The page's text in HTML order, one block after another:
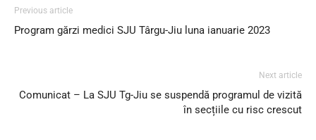
Previous article
Program gărzi medici SJU Târgu-Jiu luna ianuarie 2023
Next article
Comunicat – La SJU Tg-Jiu se suspendă programul de vizită
în secțiile cu risc crescut